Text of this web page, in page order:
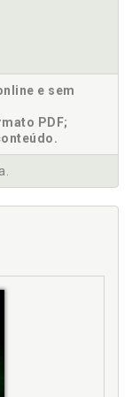
do
da pessoa
para a
privados,
dos
120
princípio ou
da dignidade
Perspectivas
e sem
PDF;